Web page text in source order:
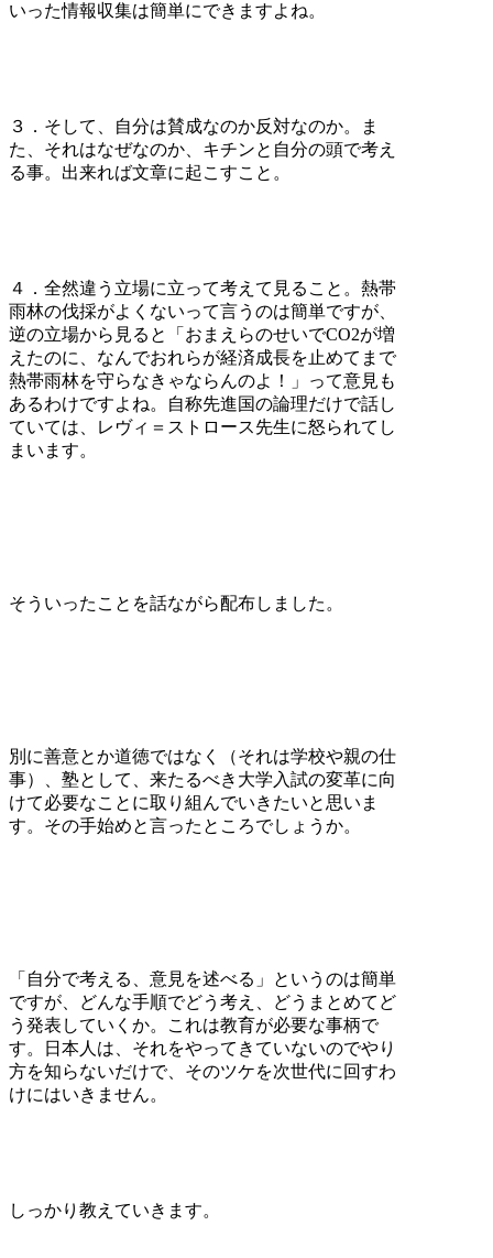
いった情報収集は簡単にできますよね。
３．そして、自分は賛成なのか反対なのか。ま
た、それはなぜなのか、キチンと自分の頭で考え
る事。出来れば文章に起こすこと。
４．全然違う立場に立って考えて見ること。熱帯
雨林の伐採がよくないって言うのは簡単ですが、
逆の立場から見ると「おまえらのせいでCO2が増
えたのに、なんでおれらが経済成長を止めてまで
熱帯雨林を守らなきゃならんのよ！」って意見も
あるわけですよね。自称先進国の論理だけで話し
ていては、レヴィ＝ストロース先生に怒られてし
まいます。
そういったことを話ながら配布しました。
別に善意とか道徳ではなく（それは学校や親の仕
事）、塾として、来たるべき大学入試の変革に向
けて必要なことに取り組んでいきたいと思いま
す。その手始めと言ったところでしょうか。
「自分で考える、意見を述べる」というのは簡単
ですが、どんな手順でどう考え、どうまとめてど
う発表していくか。これは教育が必要な事柄で
す。日本人は、それをやってきていないのでやり
方を知らないだけで、そのツケを次世代に回すわ
けにはいきません。
しっかり教えていきます。